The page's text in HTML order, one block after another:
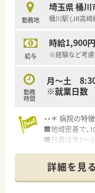
勤務地
埼玉県 桶川
桶川駅 (JR高崎
給与
時給1,900
※経験など考
勤務
時間
月～土 8:30
※就業日数
・・＊ 病院の特徴
■地域密着で、
■日直は年1～2
詳細を見る